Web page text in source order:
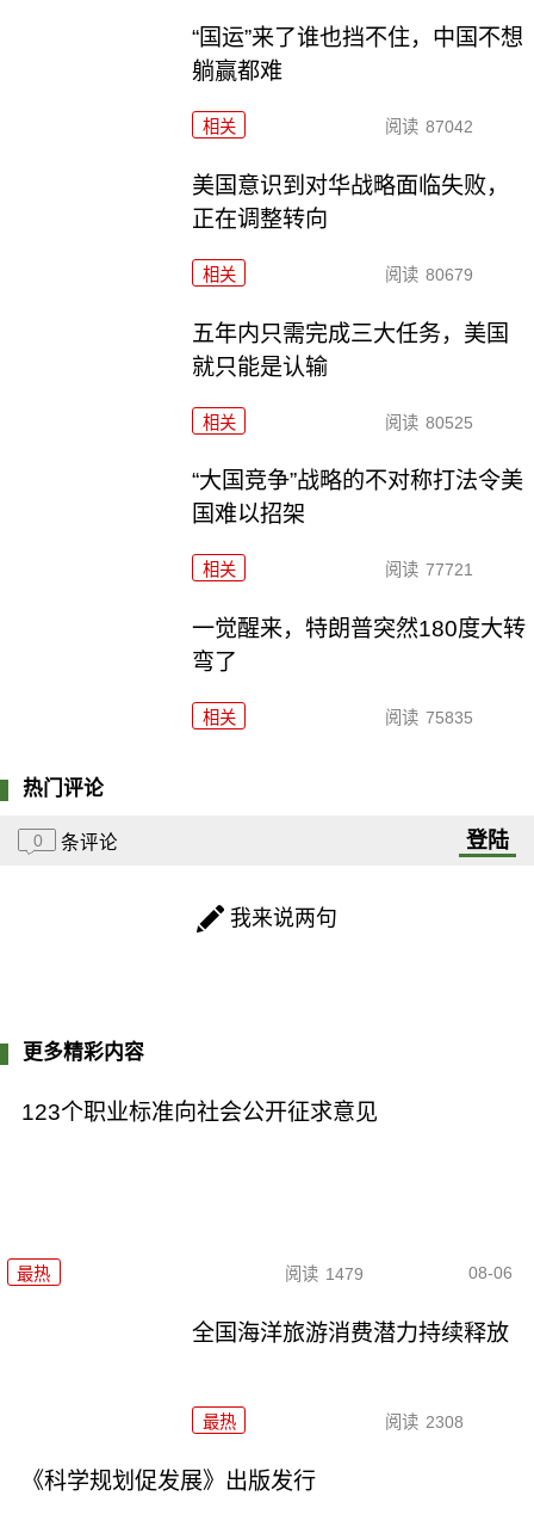
“国运”来了谁也挡不住，中国不想
躺赢都难
相关 阅读 87042
美国意识到对华战略面临失败，
正在调整转向
相关 阅读 80679
五年内只需完成三大任务，美国
就只能是认输
相关 阅读 80525
“大国竞争”战略的不对称打法令美
国难以招架
相关 阅读 77721
一觉醒来，特朗普突然180度大转
弯了
相关 阅读 75835
热门评论
0 条评论 登陆
我来说两句
更多精彩内容
123个职业标准向社会公开征求意见
最热 阅读 1479 08-06
全国海洋旅游消费潜力持续释放
最热 阅读 2308
《科学规划促发展》出版发行